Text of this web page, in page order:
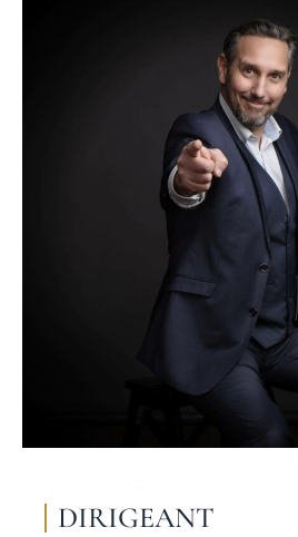
DIRIGEANT